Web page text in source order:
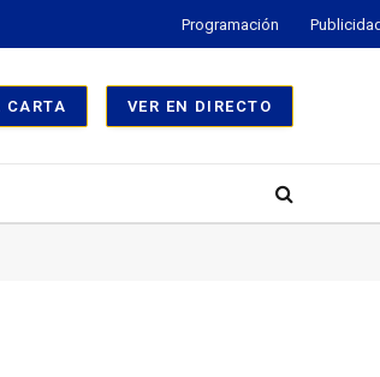
Programación
CARTA VER EN DIRECTO